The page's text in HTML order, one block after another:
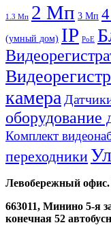
1.3 Мп 2 Мп 3 Мп
(умный дом) IP PoE
камера
оборудование
Комплект
переходники
Левобережный
663011, Минино 5-я
конечная 52